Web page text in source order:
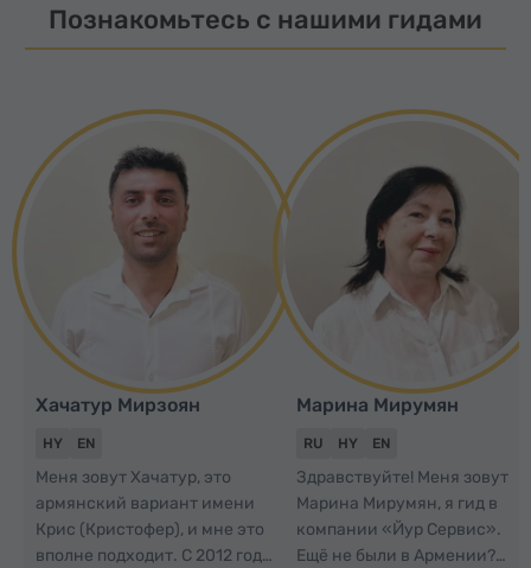
Познакомьтесь с нашими гидами
Хачатур Мирзоян
HY EN
Меня зовут Хачатур, это
армянский вариант имени
Крис (Кристофер), и мне это
вполне подходит. С 2012 года
Марина Мирумян
RU HY EN
Здравствуйте! Меня зовут
Марина Мирумян, я гид в
компании «Йур Сервис».
Ещё не были в Армении?